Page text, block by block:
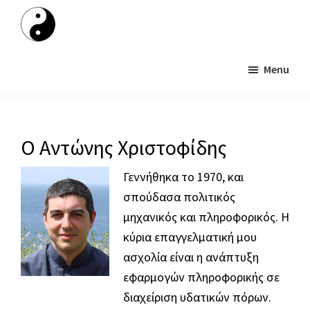
Menu
Ο Αντώνης Χριστοφίδης
Γεννήθηκα το 1970, και
σπούδασα πολιτικός
μηχανικός και πληροφορικός. Η
κύρια επαγγελματική μου
ασχολία είναι η ανάπτυξη
εφαρμογών πληροφορικής σε
διαχείριση υδατικών πόρων.